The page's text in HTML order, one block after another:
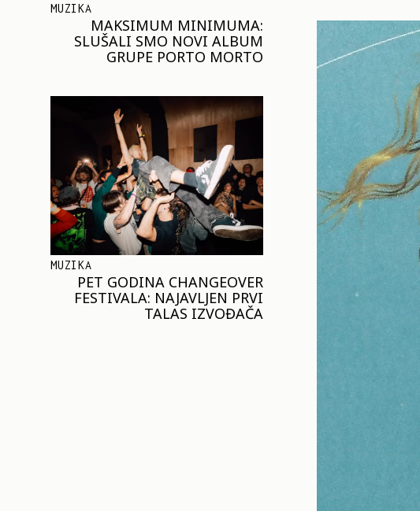
MUZIKA
MAKSIMUM MINIMUMA:
SLUŠALI SMO NOVI ALBUM
GRUPE PORTO MORTO
MUZIKA
PET GODINA CHANGEOVER
FESTIVALA: NAJAVLJEN PRVI
TALAS IZVOĐAČA